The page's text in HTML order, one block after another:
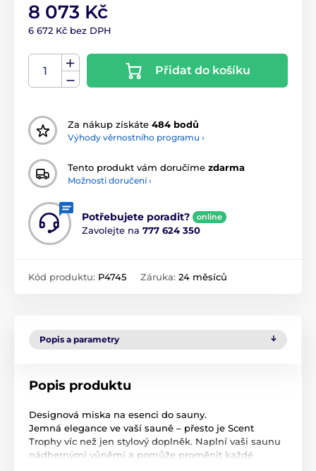
8 073 Kč
6 672 Kč bez DPH
Přidat do košíku
Za nákup získáte 484 bodů
Výhody věrnostního programu ›
Tento produkt vám doručíme zdarma
Možnosti doručení ›
Potřebujete poradit? online
Zavolejte na 777 624 350
Kód produktu: P4745 Záruka: 24 měsíců
Popis a parametry
Popis produktu
Designová miska na esenci do sauny.
Jemná elegance ve vaší sauně – přesto je Scent
Trophy víc než jen stylový doplněk. Naplní vaši saunu
nádhernými vůněmi a pomůže proměnit každé